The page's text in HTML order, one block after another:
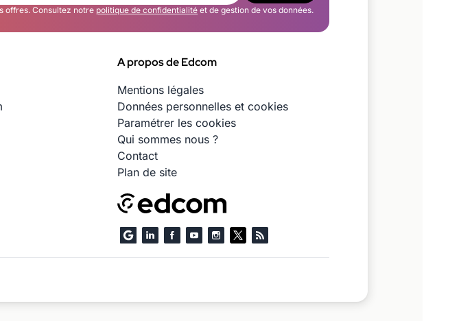
offres. Consultez notre politique de confidentialité et de gestion de vos données.
A propos de Edcom
Mentions légales
Données personnelles et cookies
Paramétrer les cookies
Qui sommes nous ?
Contact
Plan de site